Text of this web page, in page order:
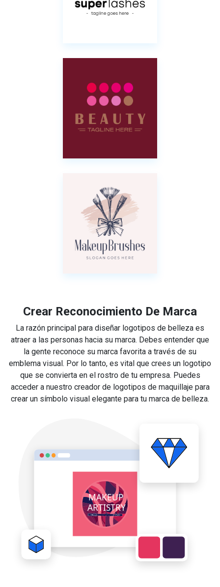
Crear Reconocimiento De Marca
La razón principal para diseñar logotipos de belleza es
atraer a las personas hacia su marca. Debes entender que
la gente reconoce su marca favorita a través de su
emblema visual. Por lo tanto, es vital que crees un logotipo
que se convierta en el rostro de tu empresa. Puedes
acceder a nuestro creador de logotipos de maquillaje para
crear un símbolo visual elegante para tu marca de belleza.